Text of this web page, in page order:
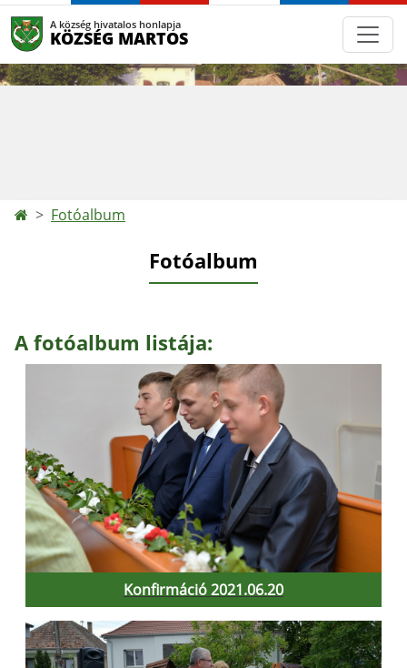
A község hivatalos honlapja
KÖZSÉG MARTOS
Fotóalbum
Fotóalbum
A fotóalbum listája:
Konfirmáció 2021.06.20